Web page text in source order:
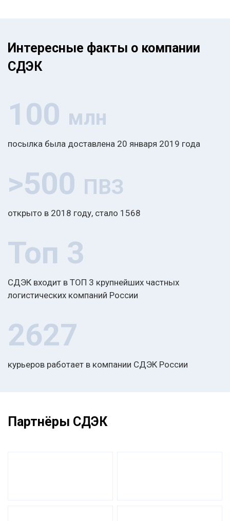
Интересные факты о компании
СДЭК
100 млн
посылка была доставлена 20 января 2019 года
>500 ПВЗ
открыто в 2018 году, стало 1568
Топ 3
СДЭК входит в ТОП 3 крупнейших частных
логистических компаний России
2627
курьеров работает в компании СДЭК России
Партнёры СДЭК